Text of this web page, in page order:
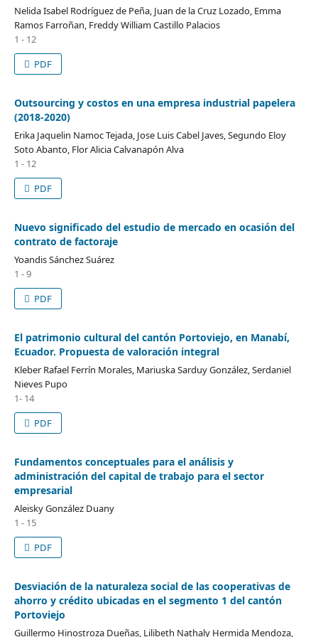
Nelida Isabel Rodríguez de Peña, Juan de la Cruz Lozado, Emma
Ramos Farroñan, Freddy William Castillo Palacios
1 - 12
PDF
Outsourcing y costos en una empresa industrial papelera
(2018-2020)
Erika Jaquelin Namoc Tejada, Jose Luis Cabel Javes, Segundo Eloy
Soto Abanto, Flor Alicia Calvanapón Alva
1 - 12
PDF
Nuevo significado del estudio de mercado en ocasión del
contrato de factoraje
Yoandis Sánchez Suárez
1 - 9
PDF
El patrimonio cultural del cantón Portoviejo, en Manabí,
Ecuador. Propuesta de valoración integral
Kleber Rafael Ferrín Morales, Mariuska Sarduy González, Serdaniel
Nieves Pupo
1- 14
PDF
Fundamentos conceptuales para el análisis y
administración del capital de trabajo para el sector
empresarial
Aleisky González Duany
1 - 15
PDF
Desviación de la naturaleza social de las cooperativas de
ahorro y crédito ubicadas en el segmento 1 del cantón
Portoviejo
Guillermo Hinostroza Dueñas, Lilibeth Nathaly Hermida Mendoza,